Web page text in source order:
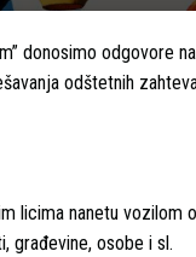
donosimo odgovore
odštetnih
licima nanetu vozilom
građevine, osobe i sl.